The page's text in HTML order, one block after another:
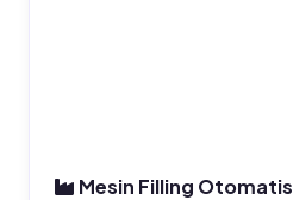
Mesin Filling Otomatis